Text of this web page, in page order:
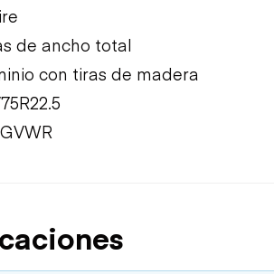
de ancho total
con tiras de madera